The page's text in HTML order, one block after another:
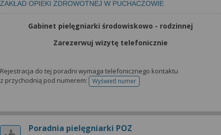
ZAKŁAD OPIEKI ZDROWOTNEJ W PUCHACZOWIE
Gabinet pielęgniarki środowiskowo - rodzinnej
Zarezerwuj wizytę telefonicznie
Rejestracja do tej poradni wymaga telefonicznego kontaktu
z przychodnią pod numerem:
Wyświetl numertelefonu do rejestracji
Poradnia pielęgniarki POZ